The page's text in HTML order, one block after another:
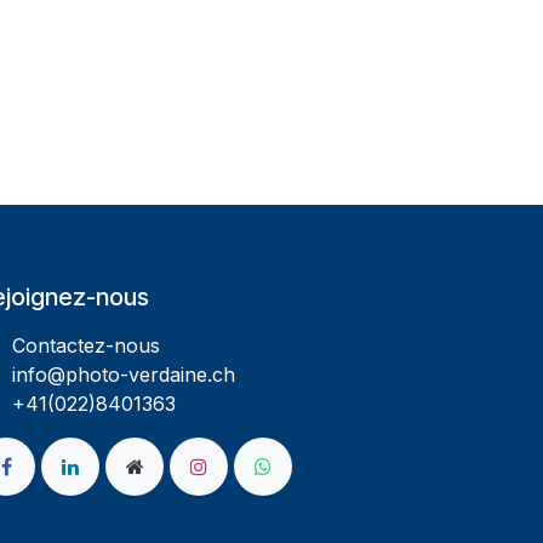
nous
Contactez-nous
info@photo-verdaine.ch​
​​+41(022)8401363